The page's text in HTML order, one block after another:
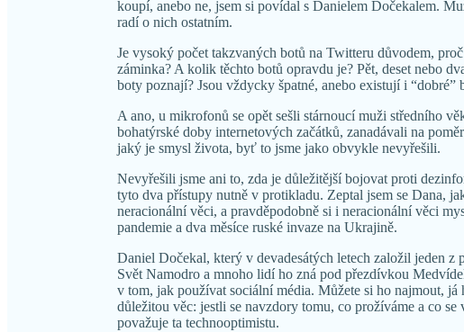
koupí, anebo ne, jsem si povídal s Danielem Dočekalem.
radí o nich ostatním.
Je vysoký počet takzvaných botů na Twitteru důvodem,
záminka? A kolik těchto botů opravdu je? Pět, deset nebo
boty poznají? Jsou vždycky špatné, anebo existují i
A ano, u mikrofonů se opět sešli stárnoucí muži středního
bohatýrské doby internetových začátků, zanadávali na
jaký je smysl života, byť to jsme jako obvykle nevyřešili.
Nevyřešili jsme ani to, zda je důležitější bojovat proti
tyto dva přístupy nutně v protikladu. Zeptal jsem se Dana,
neracionální věci, a pravděpodobně si i neracionální věci
pandemie a dva měsíce ruské invaze na Ukrajině.
Daniel Dočekal, který v devadesátých letech založil jeden z
Svět Namodro a mnoho lidí ho zná pod přezdívkou
v tom, jak používat sociální média. Můžete si ho najmout,
důležitou věc: jestli se navzdory tomu, co prožíváme a co
považuje ta technooptimistu.